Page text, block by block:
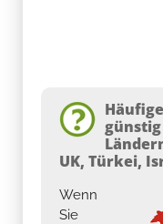
UK, Türkei,
Wenn
Sie